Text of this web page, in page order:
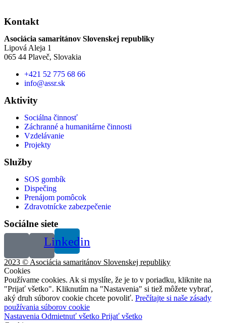
Kontakt
Asociácia samaritánov Slovenskej republiky
Lipová Aleja 1
065 44 Plaveč, Slovakia
+421 52 775 68 66
info@assr.sk
Aktivity
Sociálna činnosť
Záchranné a humanitárne činnosti
Vzdelávanie
Projekty
Služby
SOS gombík
Dispečing
Prenájom pomôcok
Zdravotnícke zabezpečenie
Sociálne siete
Linkedin
2023 © Asociácia samaritánov Slovenskej republiky
Cookies
Používame cookies. Ak si myslíte, že je to v poriadku, kliknite na
"Prijať všetko". Kliknutím na "Nastavenia" si tiež môžete vybrať,
aký druh súborov cookie chcete povoliť. Prečítajte si naše zásady
používania súborov cookie
Nastavenia Odmietnuť všetko Prijať všetko